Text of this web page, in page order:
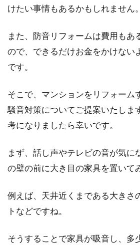
けたい事情もあるかもしれません。
また、防音リフォームは費用もあ
ので、できるだけお金をかけない
です。
そこで、マンションをリフォーム
騒音対策についてご提案いたしま
考になりましたら幸いです。
まず、話し声やテレビの音が気に
の壁の前に大き目の家具を置いて
例えば、天井近くまである大きさ
トなどですね。
そうすることで家具が吸音し、多